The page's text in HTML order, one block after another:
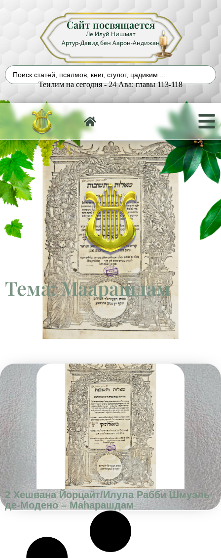
Сайт посвящается
Ле Илуй Нишмат
Артур-Давид бен Аарон-Андижан
Теилим на сегодня - 24 Ава: главы 113-118
Тема: Маарашдам
2 Хешвана Йорцайт/Илула Рабби Шмуэль
де-Модено – Маhарашдам